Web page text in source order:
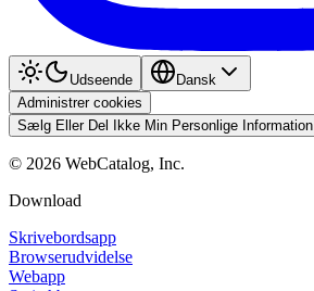
Udseende
Dansk
Administrer cookies
Sælg Eller Del Ikke Min Personlige Information
© 2026 WebCatalog, Inc.
Download
Skrivebordsapp
Browserudvidelse
Webapp